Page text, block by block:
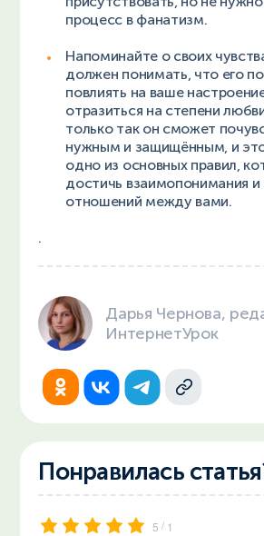
процесс в фанатизм.
Напоминайте о своих
должен понимать, что его
повлиять на ваше
отразиться на степени
только так он сможет
нужным и защищённым, и
одно из основных правил,
достичь взаимопонимания
отношений между вами.
.
Дарья Чернова,
ИнтернетУрок
Понравилась
5 / 1